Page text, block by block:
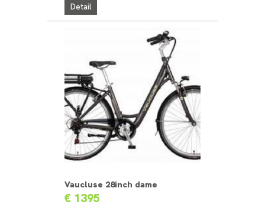
Detail
Vaucluse 28inch dame
€ 1395